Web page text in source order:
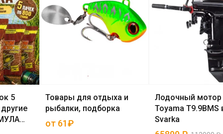
5
Товары для отдыха и
рыбалки, подборка
от 61₽
Лодочный мотор
Toyama T9.9BMS
Svarka